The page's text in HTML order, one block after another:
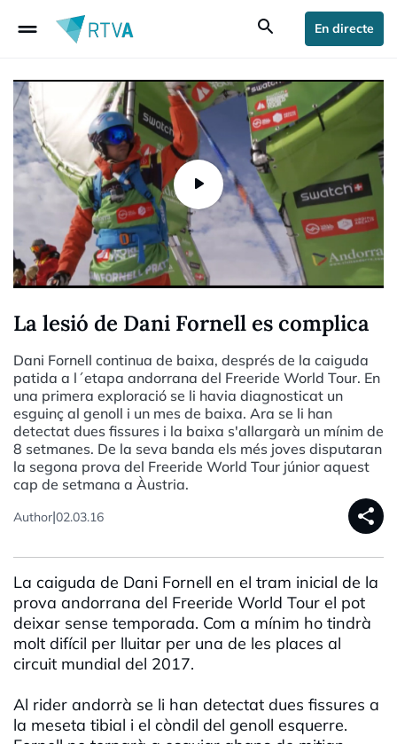
drag_handle search En directe
La lesió de Dani Fornell es complica
Dani Fornell continua de baixa, després de la caiguda
patida a l´etapa andorrana del Freeride World Tour. En
una primera exploració se li havia diagnosticat un
esguinç al genoll i un mes de baixa. Ara se li han
detectat dues fissures i la baixa s'allargarà un mínim de
8 setmanes. De la seva banda els més joves disputaran
la segona prova del Freeride World Tour júnior aquest
cap de setmana a Àustria.
Author|02.03.16 share
La caiguda de Dani Fornell en el tram inicial de la
prova andorrana del Freeride World Tour el pot
deixar sense temporada. Com a mínim ho tindrà
molt difícil per lluitar per una de les places al
circuit mundial del 2017.
Al rider andorrà se li han detectat dues fissures a
la meseta tibial i el còndil del genoll esquerre.